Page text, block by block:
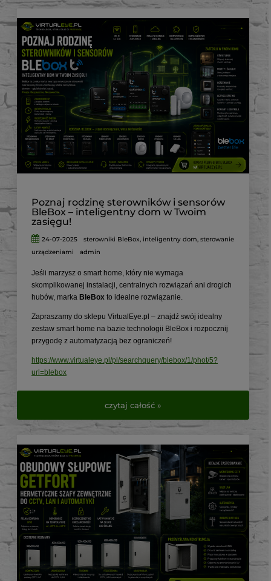
Poznaj rodzinę sterowników i sensorów
BleBox – inteligentny dom w Twoim
zasięgu!
24-07-2025 sterowniki BleBox, inteligentny dom,sterowanie
urządzeniami
admin
Jeśli marzysz o smart home, który nie wymaga
skomplikowanej instalacji, centralnych rozwiązań ani drogich
hubów, marka BleBox to idealne rozwiązanie.
Zapraszamy do sklepu VirtualEye.pl – znajdź swój idealny
zestaw smart home na bazie technologii BleBox i rozpocznij
przygodę z automatyzacją bez ograniczeń!
https://www.virtualeye.pl/pl/searchquery/blebox/1/phot/5?
url=blebox
czytaj całość »